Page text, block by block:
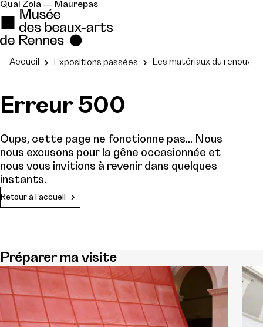
Quai Zola — Maurepas
Accueil Expositions passées Les matériaux du
Erreur 500
Oups, cette page ne fonctionne pas... Nous
nous excusons pour la gêne occasionnée et
nous vous invitions à revenir dans quelques
instants.
Retour à l'accueil
Préparer ma visite